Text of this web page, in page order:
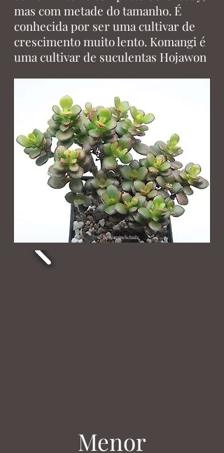
mas com metade do tamanho. É
conhecida por ser uma cultivar de
crescimento muito lento. Komangi é
uma cultivar de suculentas Hojawon
© Benjamin Schulz
Menor